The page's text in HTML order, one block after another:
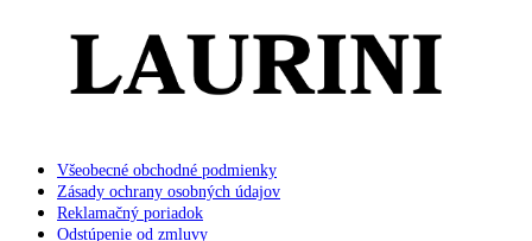
Všeobecné obchodné podmienky
Zásady ochrany osobných údajov
Reklamačný poriadok
Odstúpenie od zmluvy